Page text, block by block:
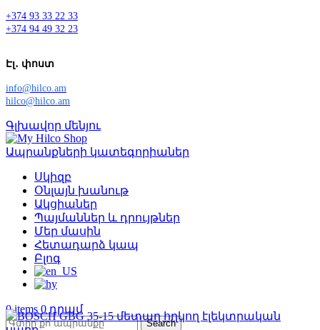
+374 93 33 22 33
+374 94 49 32 23
Էլ․ փոստ
info@hilco.am
hilco@hilco.am
Գլխավոր մենյու
Ապրանքների կատեգորիաներ
Սկիզբ
Օնլայն խանութ
Ակցիաներ
Պայմաններ և դրույթներ
Մեր մասին
Հետադարձ կապ
Բլոգ
0items 0
Search